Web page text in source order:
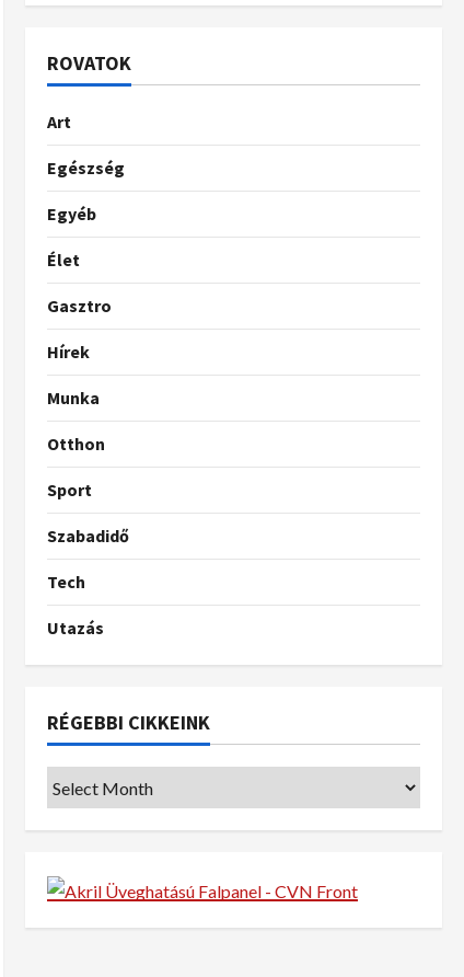
ROVATOK
Art
Egészség
Egyéb
Élet
Gasztro
Hírek
Munka
Otthon
Sport
Szabadidő
Tech
Utazás
RÉGEBBI CIKKEINK